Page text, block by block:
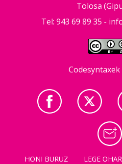
Tolosa
Tel: 943 69 89 35 -
HONI BURUZ LEGE